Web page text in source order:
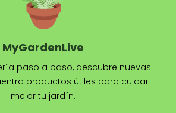
MyGardenLive
paso a paso, descubre nuevas
productos útiles para cuidar
mejor tu jardín.